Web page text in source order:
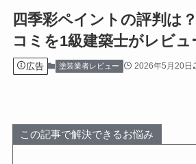
四季彩ペイントの評判は
コミを1級建築士がレビュ
広告 塗装業者レビュー 2026年5月20日
この記事で解決できるお悩み